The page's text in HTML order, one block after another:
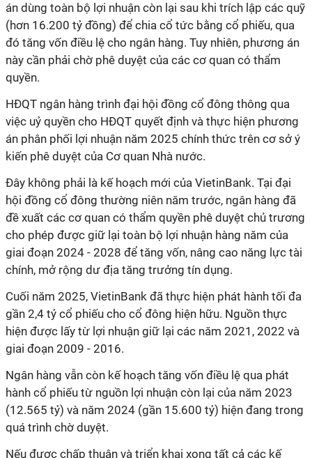
án dùng toàn bộ lợi nhuận còn lại sau khi trích lập các quỹ
(hơn 16.200 tỷ đồng) để chia cổ tức bằng cổ phiếu, qua
đó tăng vốn điều lệ cho ngân hàng. Tuy nhiên, phương án
này cần phải chờ phê duyệt của các cơ quan có thẩm
quyền.
HĐQT ngân hàng trình đại hội đồng cổ đông thông qua
việc uỷ quyền cho HĐQT quyết định và thực hiện phương
án phân phối lợi nhuận năm 2025 chính thức trên cơ sở ý
kiến phê duyệt của Cơ quan Nhà nước.
Đây không phải là kế hoạch mới của VietinBank. Tại đại
hội đồng cổ đông thường niên năm trước, ngân hàng đã
đề xuất các cơ quan có thẩm quyền phê duyệt chủ trương
cho phép được giữ lại toàn bộ lợi nhuận hàng năm của
giai đoạn 2024 - 2028 để tăng vốn, nâng cao năng lực tài
chính, mở rộng dư địa tăng trưởng tín dụng.
Cuối năm 2025, VietinBank đã thực hiện phát hành tối đa
gần 2,4 tỷ cổ phiếu cho cổ đông hiện hữu. Nguồn thực
hiện được lấy từ lợi nhuận giữ lại các năm 2021, 2022 và
giai đoạn 2009 - 2016.
Ngân hàng vẫn còn kế hoạch tăng vốn điều lệ qua phát
hành cổ phiếu từ nguồn lợi nhuận còn lại của năm 2023
(12.565 tỷ) và năm 2024 (gần 15.600 tỷ) hiện đang trong
quá trình chờ duyệt.
Nếu được chấp thuận và triển khai xong tất cả các kế